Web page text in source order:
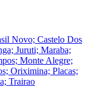
Novo; Castelo Dos
Juruti; Maraba;
Monte Alegre;
Oriximina; Placas;
Trairao